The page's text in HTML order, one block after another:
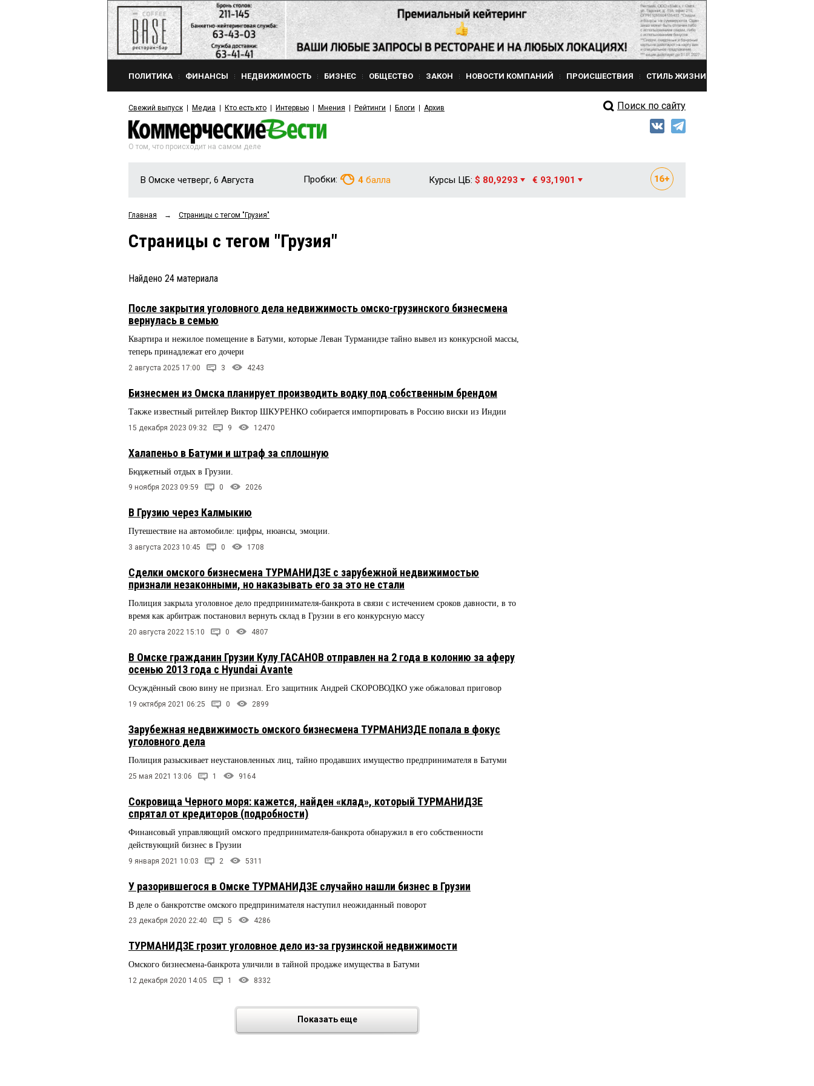
ПОЛИТИКА ФИНАНСЫ НЕДВИЖИМОСТЬ БИЗНЕС ОБЩЕСТВО ЗАКОН НОВОСТИ КОМПАНИЙ ПРОИСШЕСТВИЯ СТИЛЬ ЖИЗНИ
Свежий выпуск Медиа Кто есть кто Интервью Мнения Рейтинги Блоги Архив Поиск по сайту
О том, что происходит на самом деле
В Омске четверг, 6 Августа Пробки: 4 балла Курсы ЦБ: $ 80,9293 € 93,1901
Главная → Страницы c тегом "Грузия"
Страницы c тегом "Грузия"
Найдено 24 материала
После закрытия уголовного дела недвижимость омско-грузинского бизнесмена
вернулась в семью
Квартира и нежилое помещение в Батуми, которые Леван Турманидзе тайно вывел из конкурсной массы,
теперь принадлежат его дочери
2 августа 2025 17:00 3 4243
Бизнесмен из Омска планирует производить водку под собственным брендом
Также известный ритейлер Виктор ШКУРЕНКО собирается импортировать в Россию виски из Индии
15 декабря 2023 09:32 9 12470
Халапеньо в Батуми и штраф за сплошную
Бюджетный отдых в Грузии.
9 ноября 2023 09:59 0 2026
В Грузию через Калмыкию
Путешествие на автомобиле: цифры, нюансы, эмоции.
3 августа 2023 10:45 0 1708
Сделки омского бизнесмена ТУРМАНИДЗЕ с зарубежной недвижимостью
признали незаконными, но наказывать его за это не стали
Полиция закрыла уголовное дело предпринимателя-банкрота в связи с истечением сроков давности, в то
время как арбитраж постановил вернуть склад в Грузии в его конкурсную массу
20 августа 2022 15:10 0 4807
В Омске гражданин Грузии Кулу ГАСАНОВ отправлен на 2 года в колонию за аферу
осенью 2013 года с Hyundai Avante
Осуждённый свою вину не признал. Его защитник Андрей СКОРОВОДКО уже обжаловал приговор
19 октября 2021 06:25 0 2899
Зарубежная недвижимость омского бизнесмена ТУРМАНИЗДЕ попала в фокус
уголовного дела
Полиция разыскивает неустановленных лиц, тайно продавших имущество предпринимателя в Батуми
25 мая 2021 13:06 1 9164
Сокровища Черного моря: кажется, найден «клад», который ТУРМАНИДЗЕ
спрятал от кредиторов (подробности)
Финансовый управляющий омского предпринимателя-банкрота обнаружил в его собственности
действующий бизнес в Грузии
9 января 2021 10:03 2 5311
У разорившегося в Омске ТУРМАНИДЗЕ случайно нашли бизнес в Грузии
В деле о банкротстве омского предпринимателя наступил неожиданный поворот
23 декабря 2020 22:40 5 4286
ТУРМАНИДЗЕ грозит уголовное дело из-за грузинской недвижимости
Омского бизнесмена-банкрота уличили в тайной продаже имущества в Батуми
12 декабря 2020 14:05 1 8332
Показать еще